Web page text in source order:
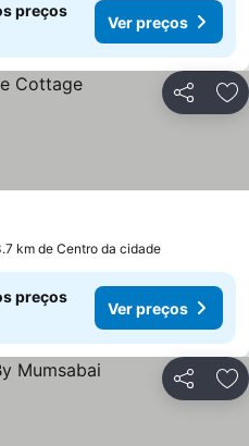
preços
Ver preços
Partilhar
km de Centro da cidade
preços
Ver preços
Partilhar